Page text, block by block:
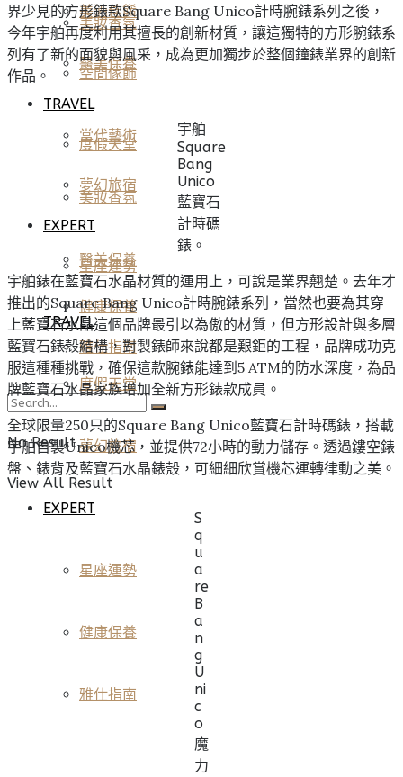
美酒佳餚
空間傢飾
當代藝術
美妝香氛
醫美保養
TRAVEL
度假天堂
夢幻旅宿
EXPERT
星座運勢
健康保養
雅仕指南
美妝香氛
醫美保養
TRAVEL
度假天堂
夢幻旅宿
EXPERT
星座運勢
健康保養
雅仕指南
No Result
View All Result
界少見的方形錶款Square Bang Unico計時腕錶系列之後，
今年宇舶再度利用其擅長的創新材質，讓這獨特的方形腕錶系
列有了新的面貌與風采，成為更加獨步於整個鐘錶業界的創新
作品。
宇舶
Square
Bang
Unico
藍寶石
計時碼
錶。
宇舶錶在藍寶石水晶材質的運用上，可說是業界翹楚。去年才
推出的Square Bang Unico計時腕錶系列，當然也要為其穿
上藍寶石水晶這個品牌最引以為傲的材質，但方形設計與多層
藍寶石錶殼結構，對製錶師來說都是艱鉅的工程，品牌成功克
服這種種挑戰，確保這款腕錶能達到5 ATM的防水深度，為品
牌藍寶石水晶家族增加全新方形錶款成員。
全球限量250只的Square Bang Unico藍寶石計時碼錶，搭載
宇舶自製Unico機芯，並提供72小時的動力儲存。透過鏤空錶
盤、錶背及藍寶石水晶錶殼，可細細欣賞機芯運轉律動之美。
S
q
u
a
re
B
a
n
g
U
ni
c
o
魔
力